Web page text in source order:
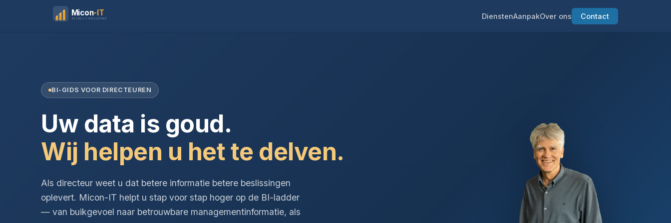
Micon-IT
BUSINESS INTELLIGENCE DienstenAanpakOver ons Contact
BI-GIDS VOOR DIRECTEUREN
Uw data is goud.
Wij helpen u het te delven.
Als directeur weet u dat betere informatie betere beslissingen
oplevert. Micon-IT helpt u stap voor stap hoger op de BI-ladder
— van buikgevoel naar betrouwbare managementinformatie, als